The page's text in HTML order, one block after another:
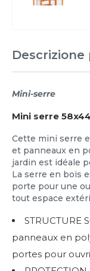
Mini-serre
Mini serre
Cette mini serre
et panneaux en
jardin est idéale
La serre en bois
porte pour une
tout espace
STRUCTURE
panneaux en
portes pour